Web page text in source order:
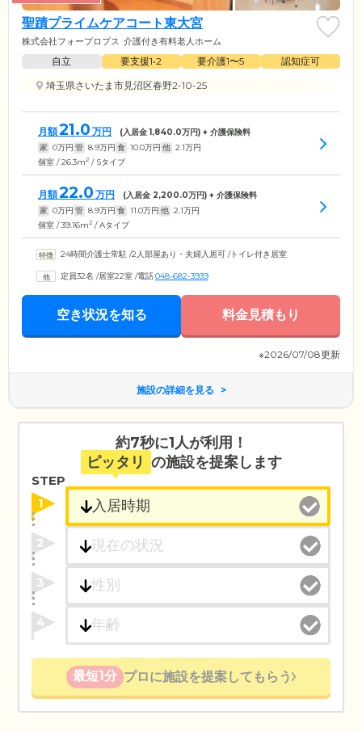
聖蹟プライムケアコート東大宮
株式会社フォープロプス 介護付き有料老人ホーム
自立 要支援1•2 要介護1〜5
認知症可
埼玉県さいたま市見沼区春野2-10-25
月額21.0 万円 (入居金1,840.0万円) + 介護保険料
家 0万円 管 8.9万円 食 10.0万円 他 2.1万円
個室 / 26.3m2 / Sタイプ
月額22.0 万円 (入居金 2,200.0万円) + 介護保険料
家 0万円 管 8.9万円 食 11.0万円 他 2.1万円
個室 / 39.16m2 / Aタイプ
24時間介護士常駐 /2人部屋あり・夫婦入居可 /トイレ付き居室
定員32名 /居室22室 /電話048-682-3939
空き状況を知る 料金見積もり
※2026/07/08更新
施設の詳細を見る
約7秒に1人が利用！
ピッタリ の施設を提案します
STEP
1
2
3
4
最短1分 プロに施設を提案してもらう